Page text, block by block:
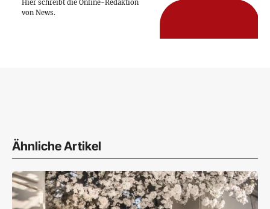
Hier schreibt die Online-Redaktion
von News.
Ähnliche Artikel